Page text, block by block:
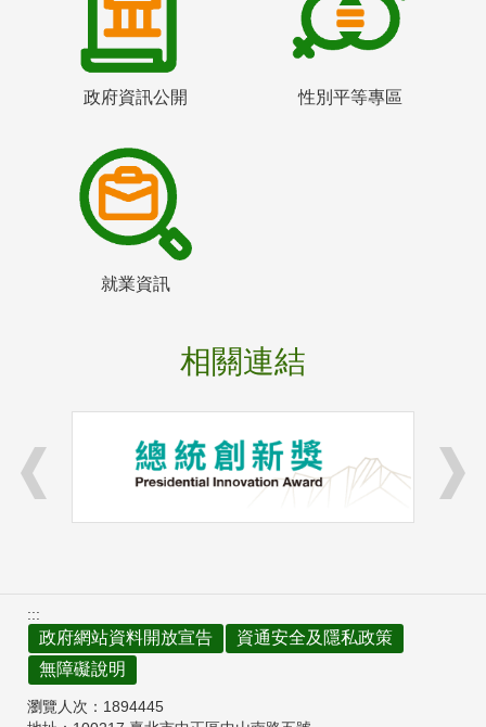
政府資訊公開 性別平等專區
就業資訊
相關連結
:::
政府網站資料開放宣告
資通安全及隱私政策
無障礙說明
瀏覽人次： 1894445